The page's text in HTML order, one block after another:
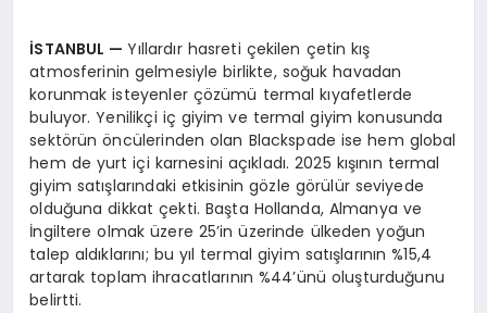
İSTANBUL —Yıllardır hasreti çekilen çetin kış
atmosferinin gelmesiyle birlikte, soğuk havadan
korunmak isteyenler çözümü termal kıyafetlerde
buluyor. Yenilikçi iç giyim ve termal giyim konusunda
sektörün öncülerinden olan Blackspade ise hem global
hem de yurt içi karnesini açıkladı. 2025 kışının termal
giyim satışlarındaki etkisinin gözle görülür seviyede
olduğuna dikkat çekti. Başta Hollanda, Almanya ve
İngiltere olmak üzere 25’in üzerinde ülkeden yoğun
talep aldıklarını; bu yıl termal giyim satışlarının %15,4
artarak toplam ihracatlarının %44’ünü oluşturduğunu
belirtti.